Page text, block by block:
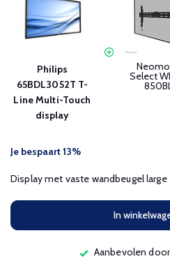
Philips
65BDL3052T T-
Line Multi-Touch
display
Select
Je bespaart 13%
Display met vaste wandbeugel large
In
Aanbevolen